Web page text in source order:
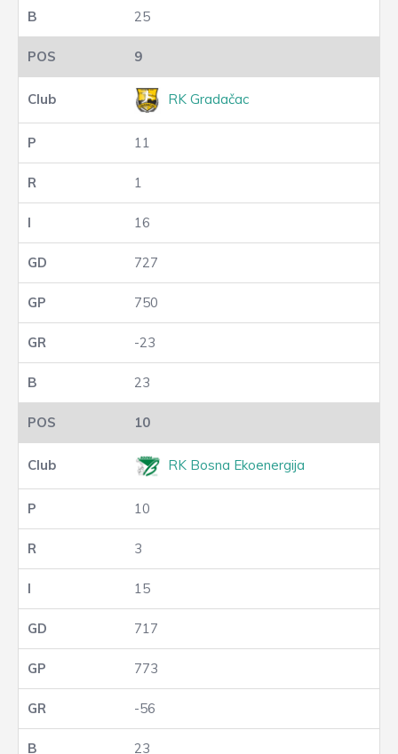
25
9
RK Gradačac
11
1
16
727
750
-23
23
10
RK Bosna Ekoenergija
10
3
15
717
773
-56
23